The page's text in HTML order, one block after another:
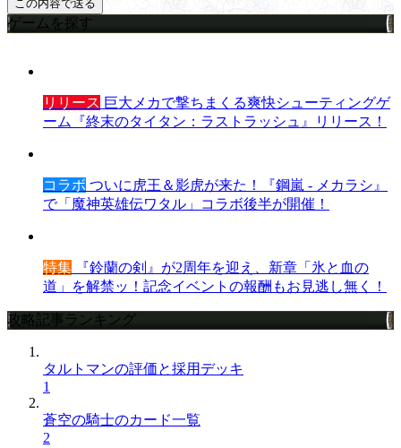
ゲームを探す
リリース 巨大メカで撃ちまくる爽快シューティングゲ
ーム『終末のタイタン：ラストラッシュ』リリース！
コラボ ついに虎王＆影虎が来た！『鋼嵐 - メカラシ』
で「魔神英雄伝ワタル」コラボ後半が開催！
特集 『鈴蘭の剣』が2周年を迎え、新章「氷と血の
道」を解禁ッ！記念イベントの報酬もお見逃し無く！
攻略記事ランキング
タルトマンの評価と採用デッキ
1
蒼空の騎士のカード一覧
2